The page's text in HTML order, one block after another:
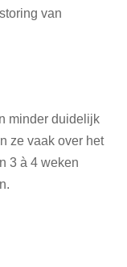
van
minder duidelijk
ze vaak over het
3 à 4 weken